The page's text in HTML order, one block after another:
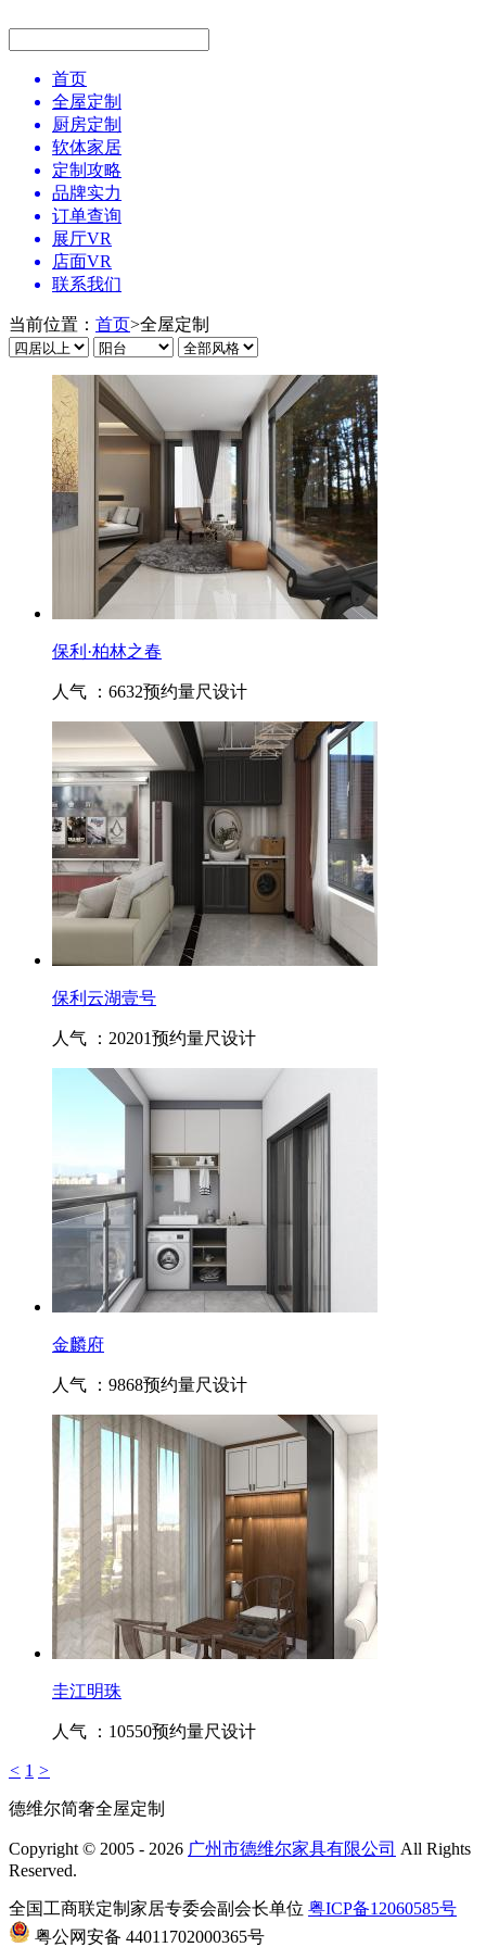
首页
全屋定制
厨房定制
软体家居
定制攻略
品牌实力
订单查询
展厅VR
店面VR
联系我们
当前位置： 首页>全屋定制
保利·柏林之春
人气 ：6632预约量尺设计
保利云湖壹号
人气 ：20201预约量尺设计
金麟府
人气 ：9868预约量尺设计
圭江明珠
人气 ：10550预约量尺设计
< 1 >
德维尔简奢全屋定制
Copyright © 2005 - 2026 广州市德维尔家具有限公司 All Rights
Reserved.
全国工商联定制家居专委会副会长单位 粤ICP备12060585号
粤公网安备 44011702000365号